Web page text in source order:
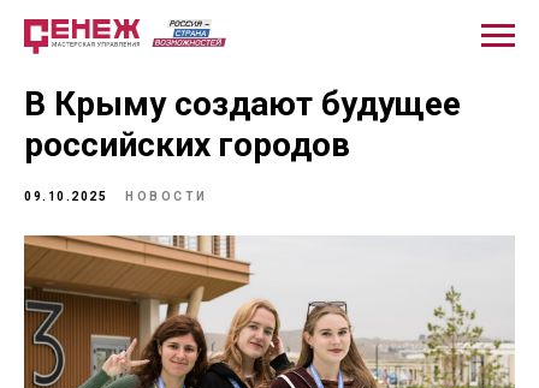
В Крыму создают будущее
российских городов
09.10.2025 НОВОСТИ